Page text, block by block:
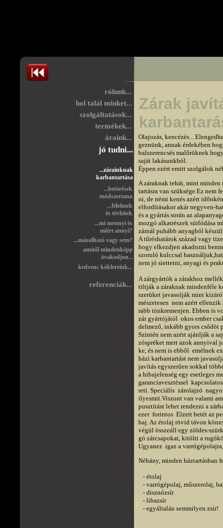
Zárak
Olajozás, kencézés...
geznünk, annak érdekében
balszerencsés malőröknek
saját lakásunkból.
Éppen ezért emitt szolgálok
A záraknak tehát, mint
tartásra van szüksége.Ez
ni, de némi kenés azért
elfordításakor akár negyven-
és a gyártás során az
mozgó alkatrészek súrlódása
zárnál puhább anyagból
A tűréshatárok század vagy
hogy elkezdjen akadozni
szoruló kulccsal
nem jó siettetni, anyagi és
A zárgyártók a zárakhoz
tiltják a záraknak mindenféle
szerüket javasolják mint
mészetesen  nem azért
rabb tönkremenjen. Ebben is
zár gyártójától  okos ember
delmező, inkább gyors
Szintén nem azért ajánlják a
zóspréket mert azok annyival
ke, és nem is ebből  emélnek
házi karbantartást nem
javítás egyszerűen sokkal
a hibajelenség egy esetleges
garanciavesztéssel
reti. Speciális  zárolajzó
ilyesmit.Viszont van valami
pusztítást lehet rendezni a
ezer  forintos  Elzett betét az
baj. Az étolaj rövid távon
végül összeáll egy zöldes-
gó zárcsapokat, kitölti a
Ugyanez  igaz a
Néhány, minden háztartásban
   - étolaj
- varrógépolaj, műszerolaj,
   - disznózsír
   - libazsír
   - egyáltalán semmilyen zsír!
jó tudni...
kedvenc kóklereink...
áraink...
termékek...
szolgáltatások...
hol talál minket...
rólunk...
...zárainknak
karbantartása
...betörések
módszertana
...félelmek
és tévhitek
...mi mennyi és
miért annyi?
...másolható vagy sem?
referenciák...
amitől mindenképp
óvakodjon...